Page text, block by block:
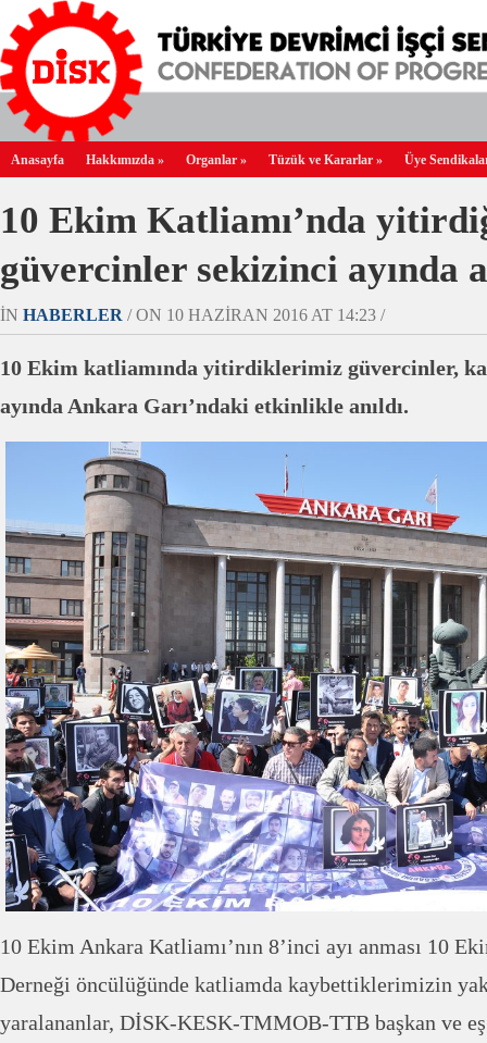
Anasayfa Hakkımızda » Organlar » Tüzük ve Kararlar » Üye
10 Ekim Katliamı’nda
güvercinler sekizinci ayında
IN HABERLER / ON 10 HAZIRAN 2016 AT 14:23 /
10 Ekim katliamında yitirdiklerimiz güvercinler,
ayında Ankara Garı’ndaki etkinlikle anıldı.
10 Ekim Ankara Katliamı’nın 8’inci ayı anması 10
Derneği öncülüğünde katliamda kaybettiklerimizin
yaralananlar, DİSK-KESK-TMMOB-TTB başkan ve eş